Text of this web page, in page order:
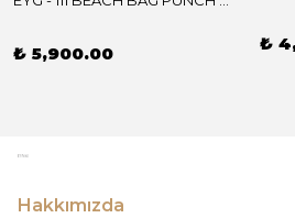
₺ 5,900.00 ₺
Hakkımızda